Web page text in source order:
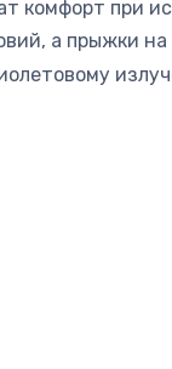
комфорт при
а прыжки на